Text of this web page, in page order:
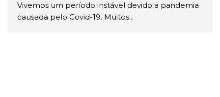
Vivemos um período instável devido a pandemia
causada pelo Covid-19. Muitos...